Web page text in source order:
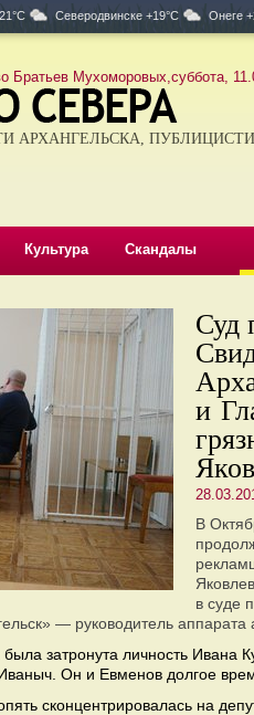
Северодвинске +19°C Онеге
Братьев Мухоморовых,суббота,
АРХАНГЕЛЬСКА,
Культура Скандалы
Суд
и
В
в суде
— руководитель
была затронута личность Ивана
Он и Евменов долгое
сконцентрировалась на